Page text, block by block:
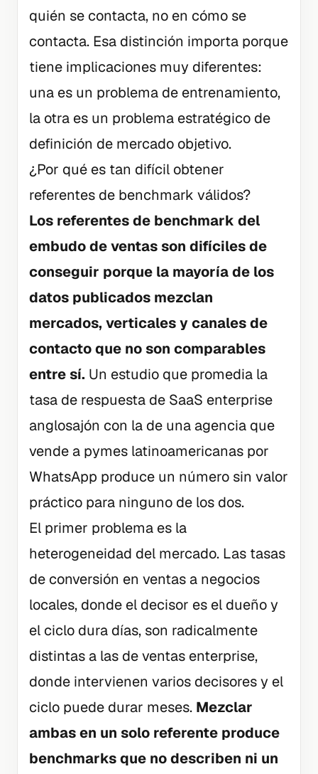
quién se contacta, no en cómo se
contacta. Esa distinción importa porque
tiene implicaciones muy diferentes:
una es un problema de entrenamiento,
la otra es un problema estratégico de
definición de mercado objetivo.
¿Por qué es tan difícil obtener
referentes de benchmark válidos?
Los referentes de benchmark del
embudo de ventas son difíciles de
conseguir porque la mayoría de los
datos publicados mezclan
mercados, verticales y canales de
contacto que no son comparables
entre sí. Un estudio que promedia la
tasa de respuesta de SaaS enterprise
anglosajón con la de una agencia que
vende a pymes latinoamericanas por
WhatsApp produce un número sin valor
práctico para ninguno de los dos.
El primer problema es la
heterogeneidad del mercado. Las tasas
de conversión en ventas a negocios
locales, donde el decisor es el dueño y
el ciclo dura días, son radicalmente
distintas a las de ventas enterprise,
donde intervienen varios decisores y el
ciclo puede durar meses. Mezclar
ambas en un solo referente produce
benchmarks que no describen ni un